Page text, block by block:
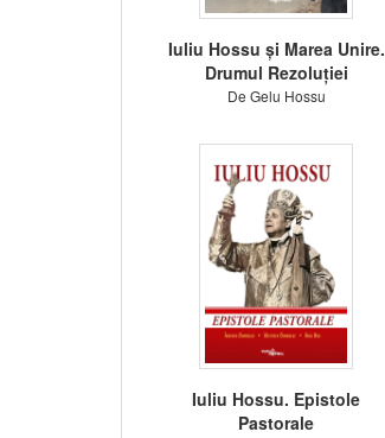
Iuliu Hossu și Marea Unire.
Drumul Rezoluției
De Gelu Hossu
Iuliu Hossu. Epistole
Pastorale